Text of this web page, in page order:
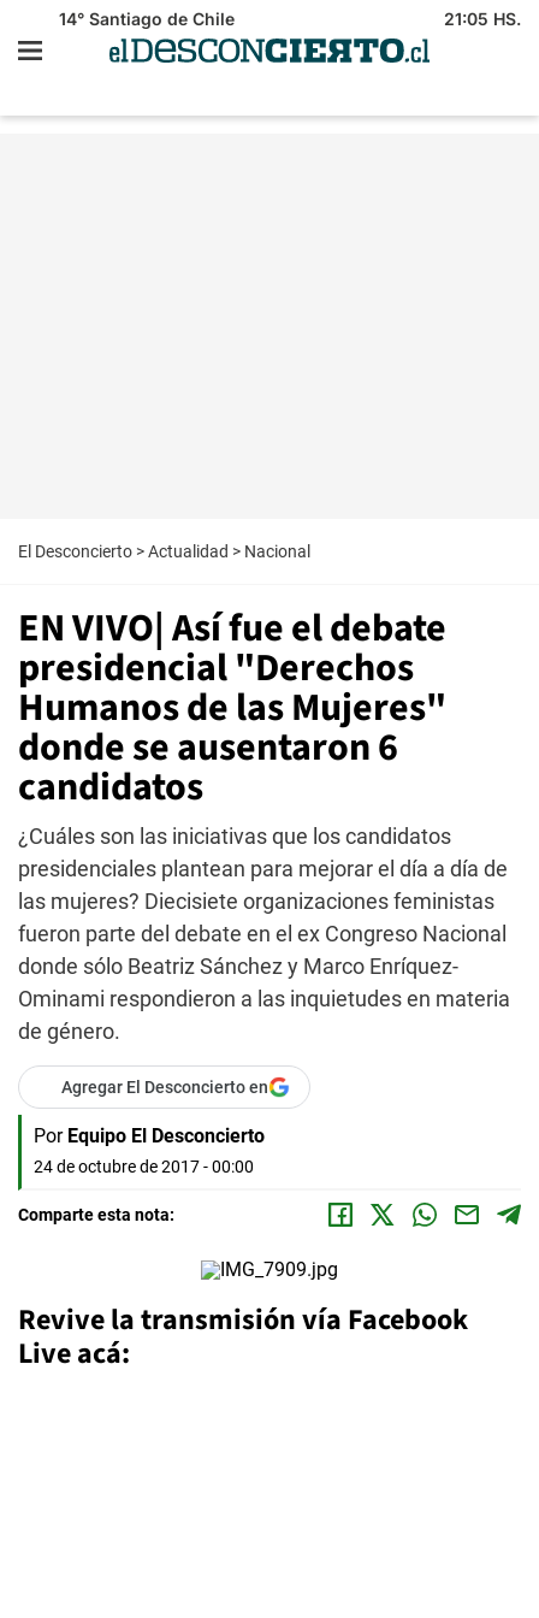
14° Santiago de Chile 21:05 HS.
El Desconcierto >Actualidad > Nacional
EN VIVO| Así fue el debate
presidencial "Derechos
Humanos de las Mujeres"
donde se ausentaron 6
candidatos
¿Cuáles son las iniciativas que los candidatos
presidenciales plantean para mejorar el día a día de
las mujeres? Diecisiete organizaciones feministas
fueron parte del debate en el ex Congreso Nacional
donde sólo Beatriz Sánchez y Marco Enríquez-
Ominami respondieron a las inquietudes en materia
de género.
Agregar El Desconcierto en
Por Equipo El Desconcierto
24 de octubre de 2017 - 00:00
Comparte esta nota:
Revive la transmisión vía Facebook
Live acá: